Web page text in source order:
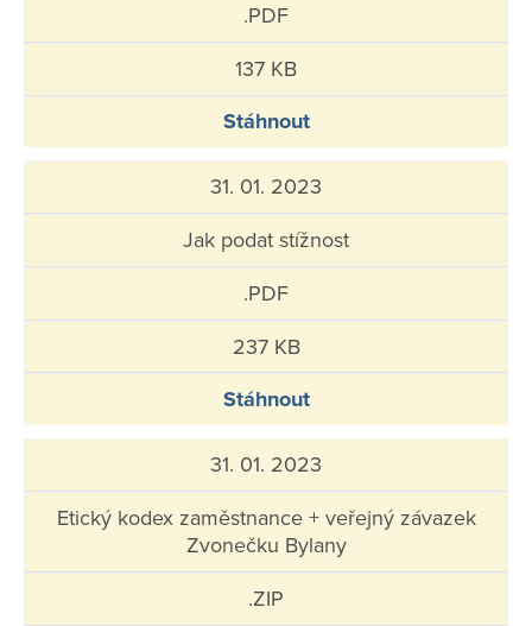
.PDF
137 KB
Stáhnout
31. 01. 2023
Jak podat stížnost
.PDF
237 KB
Stáhnout
31. 01. 2023
Etický kodex zaměstnance + veřejný závazek
Zvonečku Bylany
.ZIP